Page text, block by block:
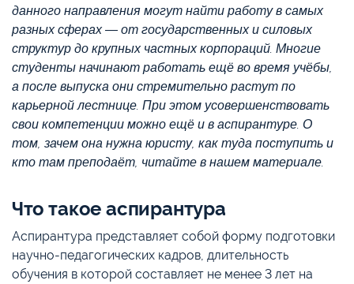
данного направления могут найти работу в самых
разных сферах — от государственных и силовых
структур до крупных частных корпораций. Многие
студенты начинают работать ещё во время учёбы,
а после выпуска они стремительно растут по
карьерной лестнице. При этом усовершенствовать
свои компетенции можно ещё и в аспирантуре. О
том, зачем она нужна юристу, как туда поступить и
кто там преподаёт, читайте в нашем материале.
Что такое аспирантура
Аспирантура представляет собой форму подготовки
научно-педагогических кадров, длительность
обучения в которой составляет не менее 3 лет на